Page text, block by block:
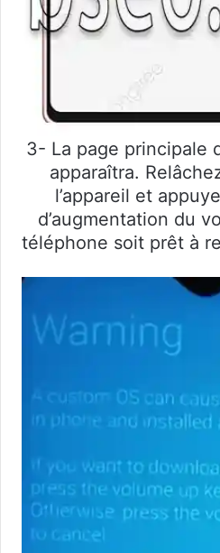
3- La page principale
apparaîtra.
l’appareil et
d’augmentation du
téléphone soit prêt à